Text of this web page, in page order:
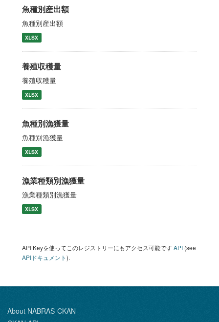
魚種別産出額
魚種別産出額
XLSX
養殖収穫量
養殖収穫量
XLSX
魚種別漁獲量
魚種別漁獲量
XLSX
漁業種類別漁獲量
漁業種類別漁獲量
XLSX
API Keyを使ってこのレジストリーにもアクセス可能ですAPI (see
APIドキュメント).
About NABRAS-CKAN